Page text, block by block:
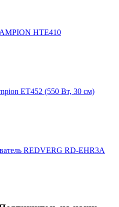
HTE410
ET452 (550 Вт, 30 см)
REDVERG RD-EHR3A